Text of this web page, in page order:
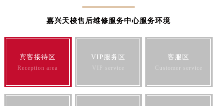
山西省长治市潞州区英雄中路天梭售后服务中心（需提前预约）
天津市和平区赤峰道136号天津国际金融中心26层2603室天梭售后服务中心（需提前预约）
嘉兴天梭售后维修服务中心服务环境
宾客接待区
Reception area
VIP服务区
VIP service
客服区
Customer service